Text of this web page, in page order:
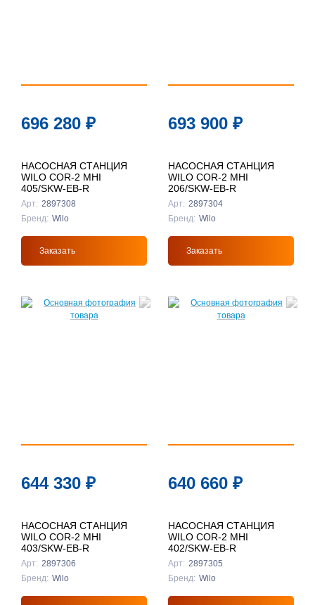
696 280 ₽
НАСОСНАЯ СТАНЦИЯ
WILO COR-2 MHI
405/SKW-EB-R
Арт: 2897308
Бренд: Wilo
Заказать
693 900 ₽
НАСОСНАЯ СТАНЦИЯ
WILO COR-2 MHI
206/SKW-EB-R
Арт: 2897304
Бренд: Wilo
Заказать
644 330 ₽
НАСОСНАЯ СТАНЦИЯ
WILO COR-2 MHI
403/SKW-EB-R
Арт: 2897306
Бренд: Wilo
640 660 ₽
НАСОСНАЯ СТАНЦИЯ
WILO COR-2 MHI
402/SKW-EB-R
Арт: 2897305
Бренд: Wilo